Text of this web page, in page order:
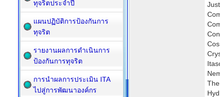
ทุจริตประจำปี
แผนปฏิบัติการป้องกันการ
ทุจริต
รายงานผลการดำเนินการ
ป้องกันการทุจริต
การนำผลการประเมิน ITA
ไปสู่การพัฒนาองค์กร